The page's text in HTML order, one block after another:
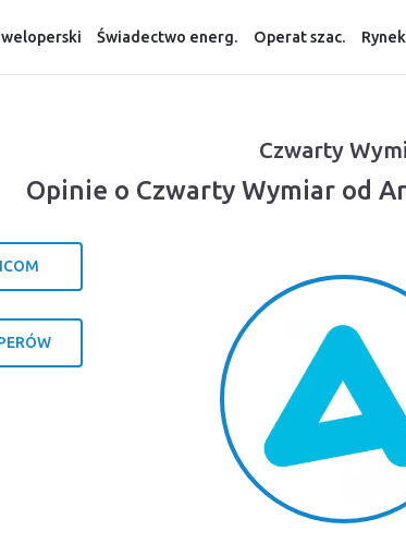
Świadectwo energ. Operat szac.
Czwarty
Opinie o Czwarty Wymiar od